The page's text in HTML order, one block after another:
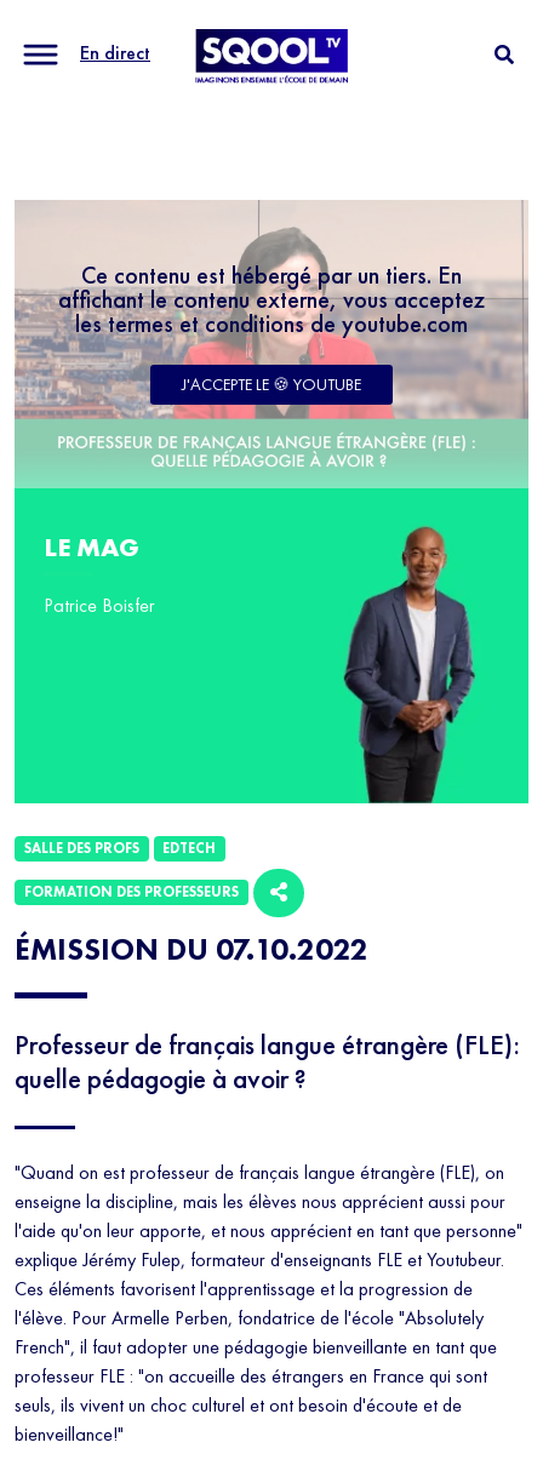
En direct
Ce contenu est hébergé par un tiers. En
affichant le contenu externe, vous acceptez
les termes et conditions de youtube.com
J'ACCEPTE LE 🍪 YOUTUBE
ÉMISSION DU 07.10.2022
Professeur de français langue étrangère (FLE):
quelle pédagogie à avoir ?
"Quand on est professeur de français langue étrangère (FLE), on
enseigne la discipline, mais les élèves nous apprécient aussi pour
l'aide qu'on leur apporte, et nous apprécient en tant que personne"
explique Jérémy Fulep, formateur d'enseignants FLE et Youtubeur.
Ces éléments favorisent l'apprentissage et la progression de
l'élève. Pour Armelle Perben, fondatrice de l'école "Absolutely
French", il faut adopter une pédagogie bienveillante en tant que
professeur FLE : "on accueille des étrangers en France qui sont
seuls, ils vivent un choc culturel et ont besoin d'écoute et de
bienveillance!"
SALLE DES PROFS EDTECH
FORMATION DES PROFESSEURS
LE MAG
Patrice Boisfer